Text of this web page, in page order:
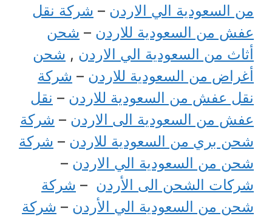
من السعودية الي الاردن – شركة نقل
عفش من السعودية للاردن – شحن
أثاث من السعودية الي الاردن , شحن
أغراض من السعودية للاردن – شركة
نقل عفش من السعودية للاردن – نقل
عفش من السعودية الى الاردن – شركة
شحن بري من السعودية للاردن – شركة
شحن من السعودية الي الاردن –
شركات الشحن الى الأردن – شركة
شحن من السعودية الي الأردن – شركة